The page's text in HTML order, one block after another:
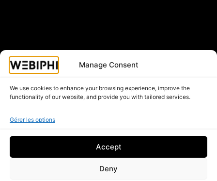
Manage Consent
We use cookies to enhance your browsing experience, improve the
functionality of our website, and provide you with tailored services.
Gérer les options
Accept
Deny